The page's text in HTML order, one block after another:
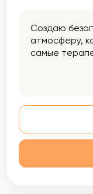
Создаю
атмосферу,
самые
Гарантирую